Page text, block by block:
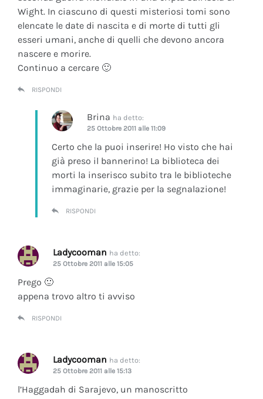
Wight. In ciascuno di questi misteriosi tomi sono
elencate le date di nascita e di morte di tutti gli
esseri umani, anche di quelli che devono ancora
nascere e morire.
Continuo a cercare 🙂
RISPONDI
Brina ha detto:
25 Ottobre 2011 alle 11:09
Certo che la puoi inserire! Ho visto che hai
già preso il bannerino! La biblioteca dei
morti la inserisco subito tra le biblioteche
immaginarie, grazie per la segnalazione!
RISPONDI
Ladycooman ha detto:
25 Ottobre 2011 alle 15:05
Prego 🙂
appena trovo altro ti avviso
RISPONDI
Ladycooman ha detto:
25 Ottobre 2011 alle 15:13
l’Haggadah di Sarajevo, un manoscritto